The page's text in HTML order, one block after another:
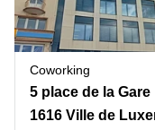
Coworking
5 place de la Gare
1616 Ville de